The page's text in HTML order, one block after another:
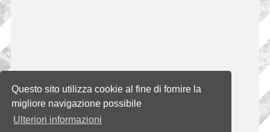
Questo sito utilizza cookie al fine di fornire la
migliore navigazione possibile
Ulteriori informazioni